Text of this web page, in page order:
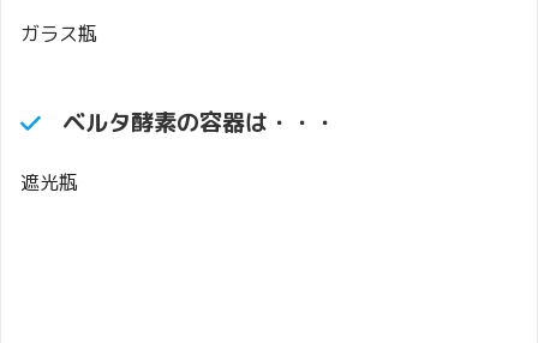
ガラス瓶
ベルタ酵素の容器は・・・
遮光瓶